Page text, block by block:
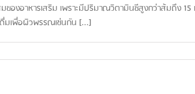
งอาหารเสริม เพราะมีปริมาณวิตามินซีสูงกว่าส้มถึง 15
ดื่มเพื่อผิวพรรณเช่นกัน [...]